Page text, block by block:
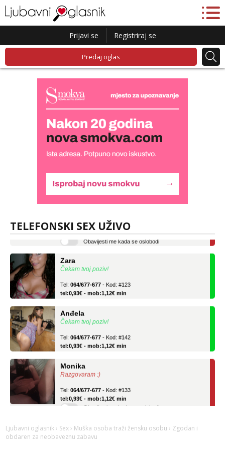
Prijavi se Registriraj se
Predaj oglas
TELEFONSKI SEX UŽIVO
Monika
tel:0,93€ - mob:1,12€ min
Čekam tvoj poziv!
tel:0,93€ - mob:1,12€ min
Čekam tvoj poziv!
tel:0,93€ - mob:1,12€ min
Razgovaram :)
tel:0,93€ - mob:1,12€ min
Obavijesti me kada se oslobodi
Čekam tvoj poziv!
Ljubavni oglasnik › Sex › Muška osoba traži žensku osobu › Zgodan i
obdaren za neobaveznu zabavu